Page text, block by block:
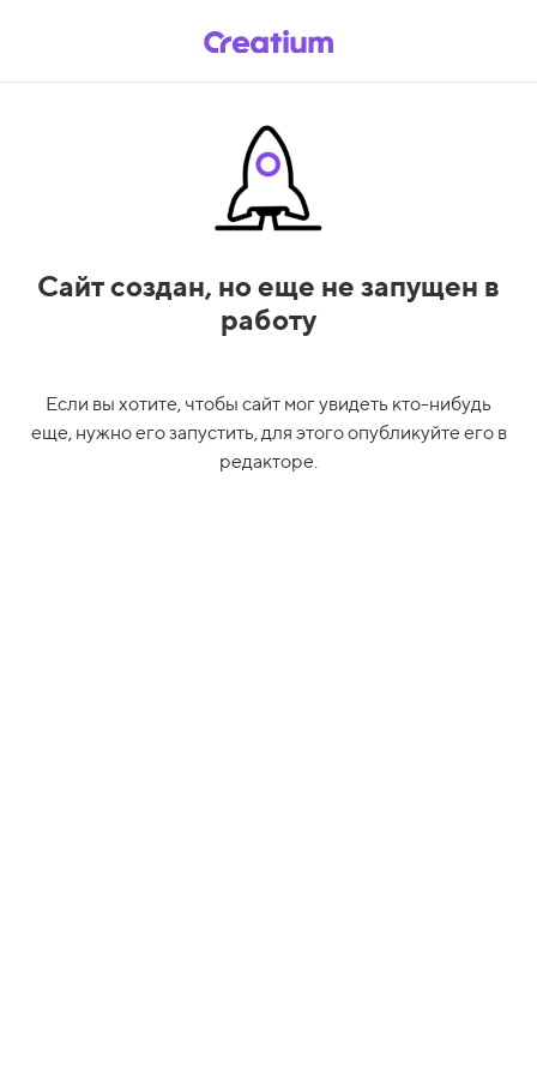
Сайт создан, но еще не запущен в
работу
Если вы хотите, чтобы сайт мог увидеть кто-нибудь
еще, нужно его запустить, для этого опубликуйте его в
редакторе.